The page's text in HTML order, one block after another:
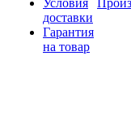
Условия
доставки
Гарантия
на товар